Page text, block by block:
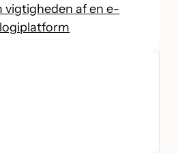
vigtigheden af en e-